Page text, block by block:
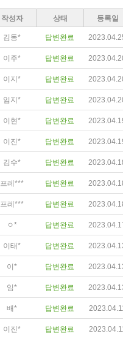
작성자 상태 등록일
김동* 답변완료
이주* 답변완료
이지* 답변완료
임지* 답변완료
이현* 답변완료
이진* 답변완료
김수* 답변완료
프레*** 답변완료
프레*** 답변완료
ㅇ* 답변완료
이태* 답변완료
이* 답변완료
임* 답변완료
배* 답변완료
이진* 답변완료